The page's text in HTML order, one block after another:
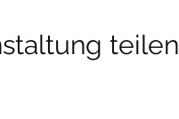
teilen